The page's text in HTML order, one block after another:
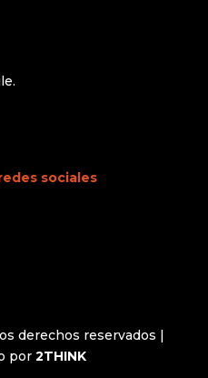
sociales
derechos reservados |
por2THINK